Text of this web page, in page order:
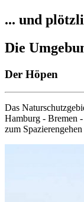
... und
Die
Der Höpen
Das
Hamburg - Bremen
zum